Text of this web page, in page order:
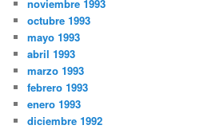
noviembre 1993
octubre 1993
mayo 1993
abril 1993
marzo 1993
febrero 1993
enero 1993
diciembre 1992